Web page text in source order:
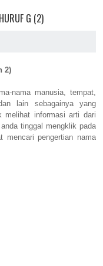
G (2)
2)
nama manusia, tempat,
lain sebagainya yang
informasi arti dari
tinggal mengklik pada
pengertian nama